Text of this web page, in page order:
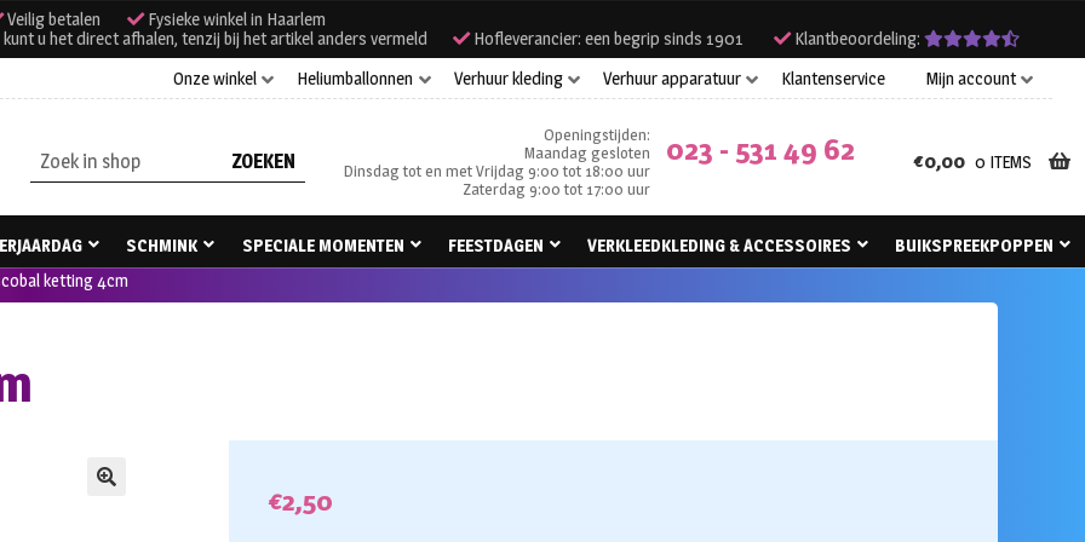
Veilig betalen
Fysieke winkel in Haarlem
u het direct afhalen, tenzij bij het artikel anders vermeld
Hofleverancier: een begrip sinds 1901
Klantbeoordeling:
Onze winkel
Heliumballonnen Verhuur kleding Verhuur apparatuur Klantenservice Mijn account
Zoeken
naar:
Openingstijden:
Maandag gesloten
Dinsdag tot en met Vrijdag 9:00 tot 18:00 uur
Zaterdag 9:00 tot 17:00 uur
023 - 531 49 62 €0,00 0 ITEMS
SCHMINK SPECIALE MOMENTEN FEESTDAGEN VERKLEEDKLEDING & ACCESSOIRES
BUIKSPREEKPOPPEN
ketting 4cm
€2,50